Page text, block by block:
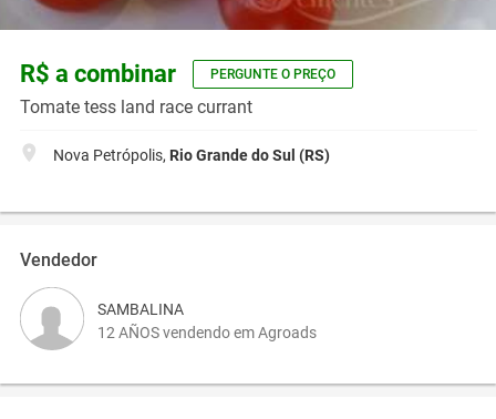
R$ a combinar PERGUNTE O PREÇO
Tomate tess land race currant
Nova Petrópolis, Rio Grande do Sul (RS)
Vendedor
SAMBALINA
12 AÑOS vendendo em Agroads